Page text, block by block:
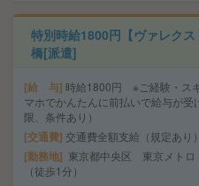
特別時給1800円【ヴァレク
橋[派遣]
給 与 時給1800円 ※ご経験・ス
マホでかんたんに前払いで給与が受
限、条件あり）
交通費 交通費全額支給（規定あり）
勤務地
東京都中央区 東京メトロ
（徒歩1分）